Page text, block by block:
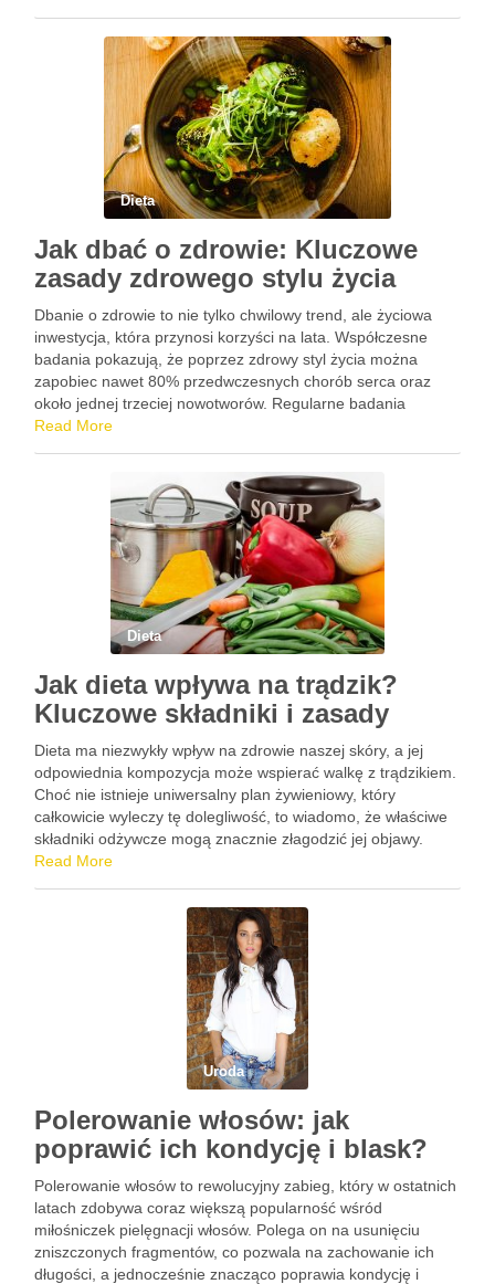
które wspierają …
Dieta
Jak dbać o zdrowie: Kluczowe
zasady zdrowego stylu życia
Dbanie o zdrowie to nie tylko chwilowy trend, ale życiowa
inwestycja, która przynosi korzyści na lata. Współczesne
badania pokazują, że poprzez zdrowy styl życia można
zapobiec nawet 80% przedwczesnych chorób serca oraz
około jednej trzeciej nowotworów. Regularne badania
profilaktyczne odgrywają kluczową rolę w wykrywaniu
Read More
Dieta
Jak dieta wpływa na trądzik?
Kluczowe składniki i zasady
Dieta ma niezwykły wpływ na zdrowie naszej skóry, a jej
odpowiednia kompozycja może wspierać walkę z trądzikiem.
Choć nie istnieje uniwersalny plan żywieniowy, który
całkowicie wyleczy tę dolegliwość, to wiadomo, że właściwe
składniki odżywcze mogą znacznie złagodzić jej objawy.
Zbilansowana dieta, bogata w witaminy, minerały oraz
Read More
Uroda
Polerowanie włosów: jak
poprawić ich kondycję i blask?
Polerowanie włosów to rewolucyjny zabieg, który w ostatnich
latach zdobywa coraz większą popularność wśród
miłośniczek pielęgnacji włosów. Polega on na usunięciu
zniszczonych fragmentów, co pozwala na zachowanie ich
długości, a jednocześnie znacząco poprawia kondycję i